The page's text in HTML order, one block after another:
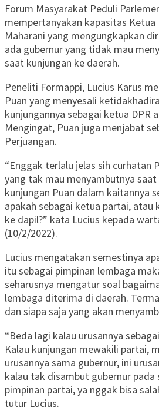
Forum Masyarakat Peduli
mempertanyakan kapasitas Ketua
Maharani yang mengungkapkan
ada gubernur yang tidak mau
saat kunjungan ke daerah.
Peneliti Formappi, Lucius Karus
Puan yang menyesali
kunjungannya sebagai ketua DPR
Mengingat, Puan juga menjabat
Perjuangan.
“Enggak terlalu jelas sih curhatan
yang tak mau menyambutnya saat
kunjungan Puan dalam kaitannya
apakah sebagai ketua partai, atau
ke dapil?” kata Lucius kepada
(10/2/2022).
Lucius mengatakan semestinya
itu sebagai pimpinan lembaga
seharusnya mengatur soal
lembaga diterima di daerah.
dan siapa saja yang akan
“Beda lagi kalau urusannya
Kalau kunjungan mewakili partai,
urusannya sama gubernur, ini
kalau tak disambut gubernur pada
pimpinan partai, ya nggak bisa
tutur Lucius.